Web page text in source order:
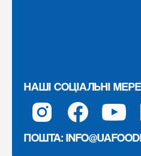
НАШІ СОЦІАЛЬНІ
ПОШТА: